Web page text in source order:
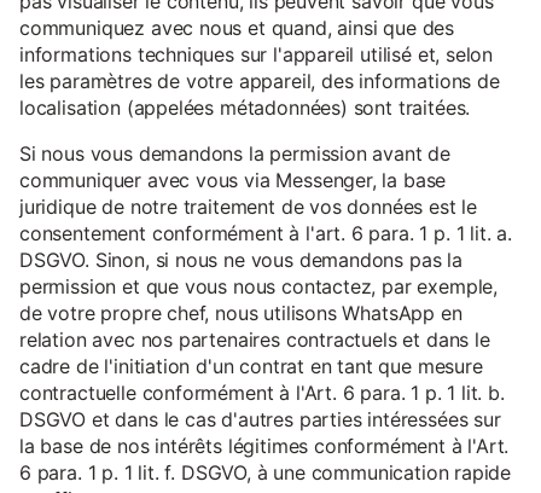
communiquez avec nous et quand, ainsi que des
informations techniques sur l'appareil utilisé et, selon
les paramètres de votre appareil, des informations de
localisation (appelées métadonnées) sont traitées.
Si nous vous demandons la permission avant de
communiquer avec vous via Messenger, la base
juridique de notre traitement de vos données est le
consentement conformément à l'art. 6 para. 1 p. 1 lit. a.
DSGVO. Sinon, si nous ne vous demandons pas la
permission et que vous nous contactez, par exemple,
de votre propre chef, nous utilisons WhatsApp en
relation avec nos partenaires contractuels et dans le
cadre de l'initiation d'un contrat en tant que mesure
contractuelle conformément à l'Art. 6 para. 1 p. 1 lit. b.
DSGVO et dans le cas d'autres parties intéressées sur
la base de nos intérêts légitimes conformément à l'Art.
6 para. 1 p. 1 lit. f. DSGVO, à une communication rapide